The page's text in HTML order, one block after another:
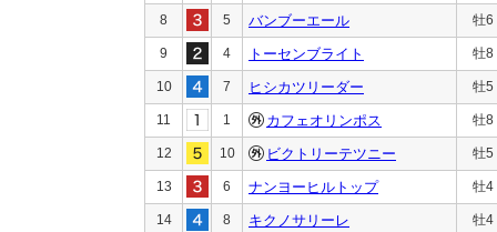
8 5 バンブーエール 牡6
9 4 トーセンブライト 牡8
10 7 ヒシカツリーダー 牡5
11 1 カフェオリンポス 牡8
12 10 ビクトリーテツニー 牡5
13 6 ナンヨーヒルトップ 牡4
14 8 キクノサリーレ 牡4